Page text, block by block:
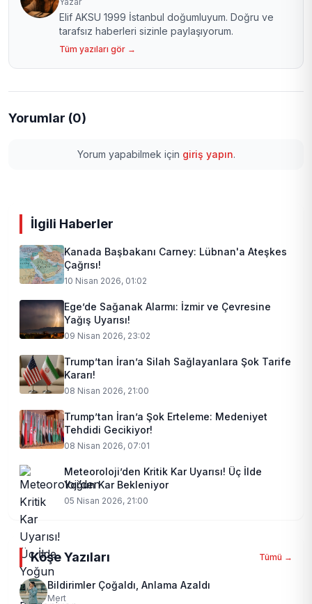
Elif AKSU 1999 İstanbul doğumluyum. Doğru ve
tarafsız haberleri sizinle paylaşıyorum.
Tüm yazıları gör →
Yorumlar (0)
Yorum yapabilmek için giriş yapın.
İlgili Haberler
Kanada Başbakanı Carney: Lübnan'a Ateşkes
Çağrısı!
10 Nisan 2026, 01:02
Ege’de Sağanak Alarmı: İzmir ve Çevresine
Yağış Uyarısı!
09 Nisan 2026, 23:02
Trump’tan İran’a Silah Sağlayanlara Şok Tarife
Kararı!
08 Nisan 2026, 21:00
Trump’tan İran’a Şok Erteleme: Medeniyet
Tehdidi Gecikiyor!
08 Nisan 2026, 07:01
Meteoroloji’den Kritik Kar Uyarısı! Üç İlde
Yoğun Kar Bekleniyor
05 Nisan 2026, 21:00
Köşe Yazıları Tümü →
Bildirimler Çoğaldı, Anlama Azaldı
Mert